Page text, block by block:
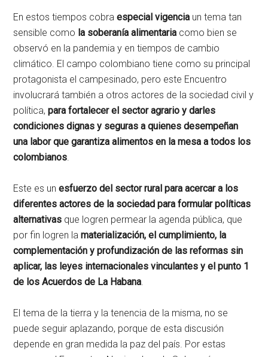
En estos tiempos cobraespecial vigencia un tema tan
sensible como la soberanía alimentaria como bien se
observó en la pandemia y en tiempos de cambio
climático. El campo colombiano tiene como su principal
protagonista el campesinado, pero este Encuentro
involucrará también a otros actores de la sociedad civil y
política,para fortalecer el sector agrario y darles
condiciones dignas y seguras a quienes desempeñan
una labor que garantiza alimentos en la mesa a todos los
colombianos.
Este es unesfuerzo del sector rural para acercar a los
diferentes actores de la sociedad para formular políticas
alternativas que logren permear la agenda pública, que
por fin logren lamaterialización, el cumplimiento, la
complementación y profundización de las reformas sin
aplicar, las leyes internacionales vinculantes y el punto 1
de los Acuerdos de La Habana.
El tema de la tierra y la tenencia de la misma, no se
puede seguir aplazando, porque de esta discusión
depende en gran medida la paz del país. Por estas